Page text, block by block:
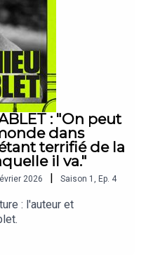
: "On peut
dans
terrifié de la
il va."
2026 | Saison 1 , Ep. 4
: l'auteur et